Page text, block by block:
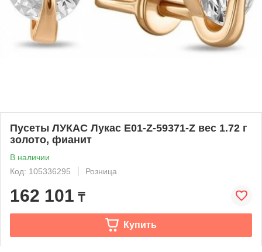
Пусеты ЛУКАС Лукас E01-Z-59371-Z вес 1.72 г
золото, фианит
В наличии
Код: 105336295
Розница
162 101 ₸
Купить